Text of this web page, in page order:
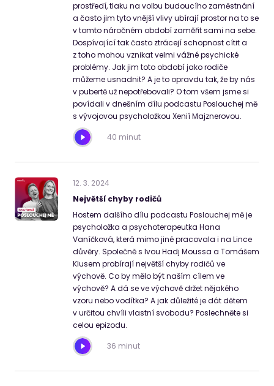
prostředí, tlaku na volbu budoucího zaměstnání
a často jim tyto vnější vlivy ubírají prostor na to se
v tomto náročném období zaměřit sami na sebe.
Dospívající tak často ztrácejí schopnost cítit a
z toho mohou vznikat velmi vážné psychické
problémy. Jak jim toto období jako rodiče
můžeme usnadnit? A je to opravdu tak, že by nás
v pubertě už nepotřebovali? O tom všem jsme si
povídali v dnešním dílu podcastu Poslouchej mě
s vývojovou psycholožkou Xenií Majznerovou.
40 minut
12. 3. 2024
Největší chyby rodičů
Hostem dalšího dílu podcastu Poslouchej mě je
psycholožka a psychoterapeutka Hana
Vaníčková, která mimo jiné pracovala i na Lince
důvěry. Společně s Ivou Hadj Moussa a Tomášem
Klusem probírají největší chyby rodičů ve
výchově. Co by mělo být naším cílem ve
výchově? A dá se ve výchově držet nějakého
vzoru nebo vodítka? A jak důležité je dát dětem
v určitou chvíli vlastní svobodu? Poslechněte si
celou epizodu.
36 minut